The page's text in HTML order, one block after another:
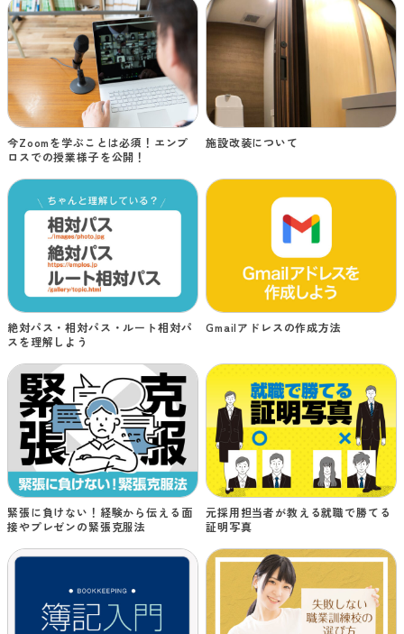
今Zoomを学ぶことは必須！エンプ
ロスでの授業様子を公開！
施設改装について
絶対パス・相対パス・ルート相対パ
スを理解しよう
Gmailアドレスの作成方法
緊張に負けない！経験から伝える面
接やプレゼンの緊張克服法
元採用担当者が教える就職で勝てる
証明写真